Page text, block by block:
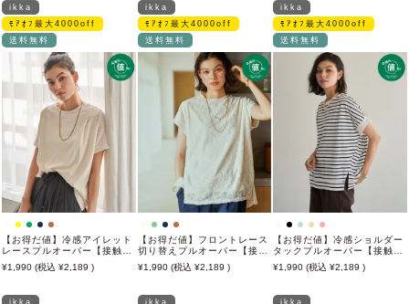
ikka
ﾓｱｵﾌ最大4000off
送料無料
【お得だ値】冷感アイレット
レースプルオーバー【接触冷
1,990 2,189
ikka
ﾓｱｵﾌ最大4000off
送料無料
【お得だ値】フロントレース
切り替えプルオーバー【接触
冷感／親子コーデ】
1,990 2,189
ikka
ﾓｱｵﾌ最大4000off
送料無料
【お得だ値】冷感ショルダー
タックプルオーバー【接触冷
1,990 2,189
ikka
ikka
ikka